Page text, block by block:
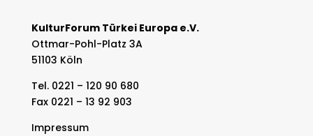
KulturForum Türkei Europa e.V.
Ottmar-Pohl-Platz 3A
51103 Köln
Tel. 0221 – 120 90 680
Fax 0221 – 13 92 903
Impressum